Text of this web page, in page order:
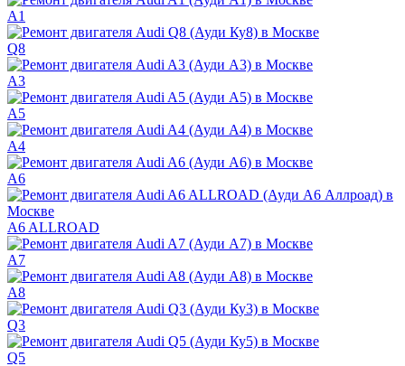
A1
Q8
A3
A5
A4
A6
A6 ALLROAD
A7
A8
Q3
Q5